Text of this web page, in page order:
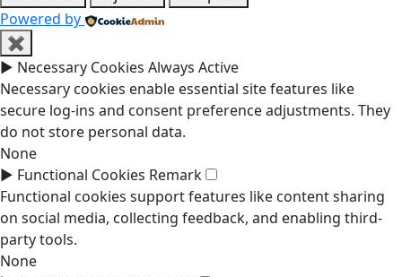
Powered by
✖
► Necessary Cookies Always Active
Necessary cookies enable essential site features like
secure log-ins and consent preference adjustments. They
do not store personal data.
None
► Functional Cookies Remark
Functional cookies support features like content sharing
on social media, collecting feedback, and enabling third-
party tools.
None